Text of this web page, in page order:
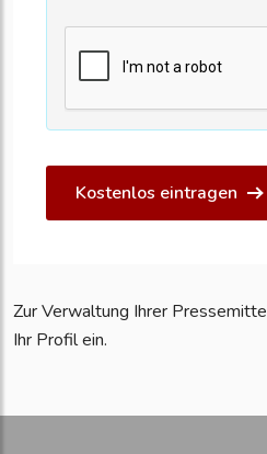
Kostenlos eintragen
Zur Verwaltung Ihrer
Ihr Profil ein.